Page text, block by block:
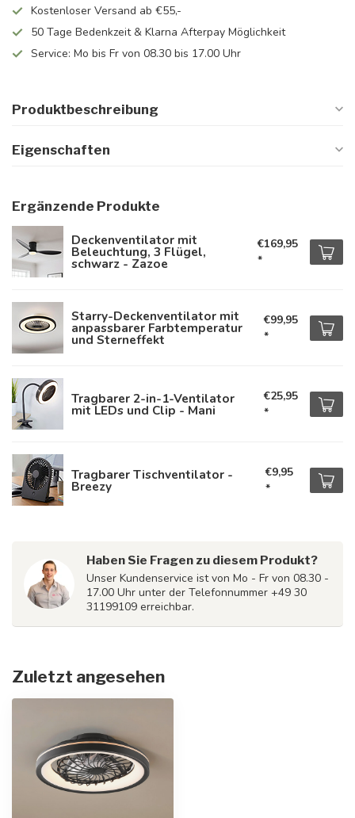
Kostenloser Versand ab €55,-
50 Tage Bedenkzeit & Klarna Afterpay Möglichkeit
Service: Mo bis Fr von 08.30 bis 17.00 Uhr
Produktbeschreibung
Eigenschaften
Ergänzende Produkte
Deckenventilator mit
Beleuchtung, 3 Flügel,
schwarz - Zazoe
€169,95
*
Starry-Deckenventilator mit
anpassbarer Farbtemperatur
und Sterneffekt
€99,95
*
Tragbarer 2-in-1-Ventilator
mit LEDs und Clip - Mani
€25,95
*
Tragbarer Tischventilator -
Breezy
€9,95
*
Haben Sie Fragen zu diesem Produkt?
Unser Kundenservice ist von Mo - Fr von 08.30 -
17.00 Uhr unter der Telefonnummer +49 30
31199109 erreichbar.
Zuletzt angesehen